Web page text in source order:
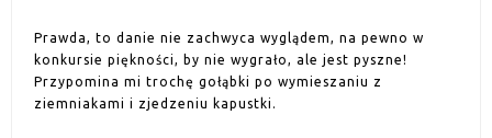
Prawda, to danie nie zachwyca wyglądem, na pewno w
konkursie piękności, by nie wygrało, ale jest pyszne!
Przypomina mi trochę gołąbki po wymieszaniu z
ziemniakami i zjedzeniu kapustki.